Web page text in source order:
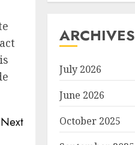
Next
ARCHIVES
July 2026
June 2026
October 2025